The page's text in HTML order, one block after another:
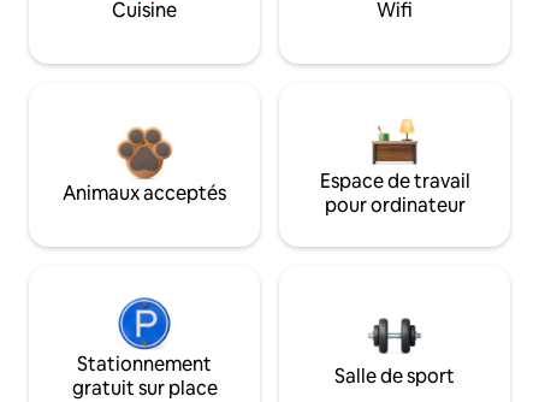
Cuisine Wifi
Animaux acceptés
Espace de travail
pour ordinateur
Stationnement
gratuit sur place
Salle de sport